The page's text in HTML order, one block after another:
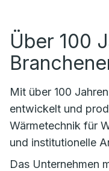
Über 100
Mit über 100
entwickelt und
Wärmetechnik für
und institutionelle
Das Unternehmen